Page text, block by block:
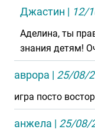
Джастин | 12/
Аделина, ты
знания детям!
аврора | 25/08/
игра посто
анжела | 25/08/